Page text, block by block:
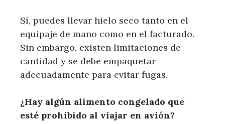
Sí, puedes llevar hielo seco tanto en el
equipaje de mano como en el facturado.
Sin embargo, existen limitaciones de
cantidad y se debe empaquetar
adecuadamente para evitar fugas.
¿Hay algún alimento congelado que
esté prohibido al viajar en avión?